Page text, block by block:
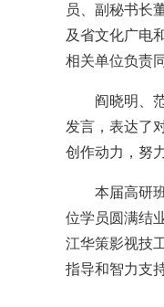
员、副秘书长
及省文化广电
相关单位负责
阎晓明、范
发言，表达了
创作动力，努
本届高研班
位学员圆满结
江华策影视技
指导和智力支持